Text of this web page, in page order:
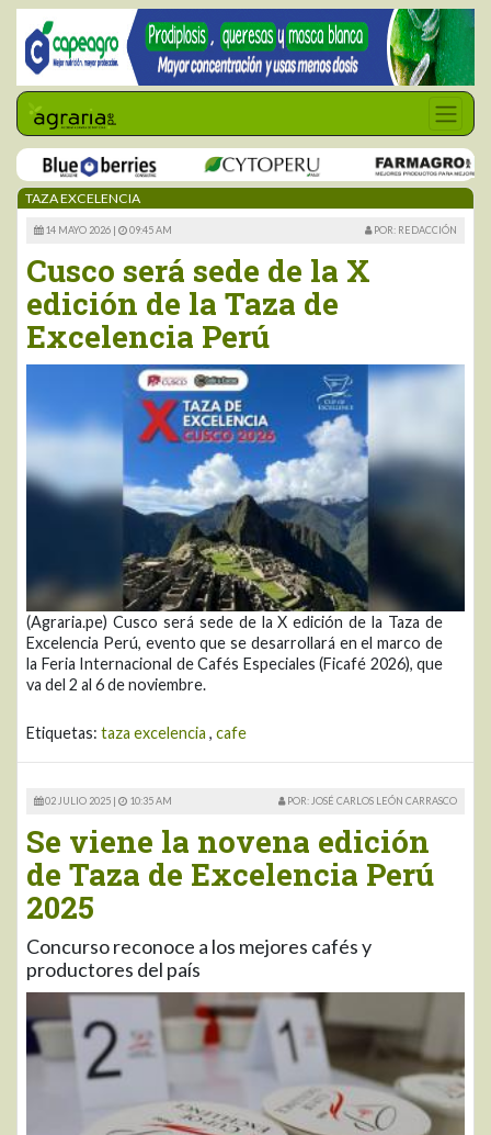
TAZA EXCELENCIA
14 MAYO 2026 | 09:45 AM POR: REDACCIÓN
Cusco será sede de la X
edición de la Taza de
Excelencia Perú
(Agraria.pe) Cusco será sede de la X edición de la Taza de
Excelencia Perú, evento que se desarrollará en el marco de
la Feria Internacional de Cafés Especiales (Ficafé 2026), que
va del 2 al 6 de noviembre.
Etiquetas: taza excelencia , cafe
02 JULIO 2025 | 10:35 AM POR: JOSÉ CARLOS LEÓN CARRASCO
Se viene la novena edición
de Taza de Excelencia Perú
2025
Concurso reconoce a los mejores cafés y
productores del país